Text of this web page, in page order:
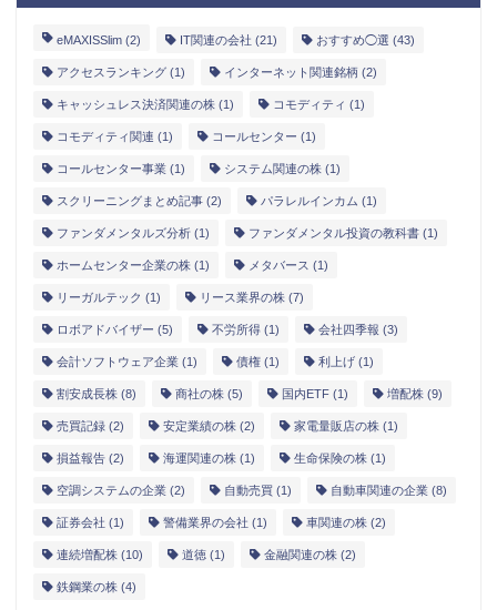
eMAXISSlim (2) IT関連の会社 (21) おすすめ◯選 (43)
アクセスランキング (1) インターネット関連銘柄 (2)
キャッシュレス決済関連の株 (1) コモディティ (1)
コモディティ関連 (1) コールセンター (1)
コールセンター事業 (1) システム関連の株 (1)
スクリーニングまとめ記事 (2) パラレルインカム (1)
ファンダメンタルズ分析 (1) ファンダメンタル投資の教科書 (1)
ホームセンター企業の株 (1) メタバース (1)
リーガルテック (1) リース業界の株 (7)
ロボアドバイザー (5) 不労所得 (1) 会社四季報 (3)
会計ソフトウェア企業 (1) 債権 (1) 利上げ (1)
割安成長株 (8) 商社の株 (5) 国内ETF (1) 増配株 (9)
売買記録 (2) 安定業績の株 (2) 家電量販店の株 (1)
損益報告 (2) 海運関連の株 (1) 生命保険の株 (1)
空調システムの企業 (2) 自動売買 (1) 自動車関連の企業 (8)
証券会社 (1) 警備業界の会社 (1) 車関連の株 (2)
連続増配株 (10) 道徳 (1) 金融関連の株 (2)
鉄鋼業の株 (4)